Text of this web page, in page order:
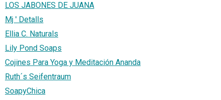
LOS JABONES DE JUANA
Mj ' Detalls
Ellia C. Naturals
Lily Pond Soaps
Cojines Para Yoga y Meditación Ananda
Ruth´s Seifentraum
SoapyChica